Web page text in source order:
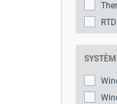
RTD